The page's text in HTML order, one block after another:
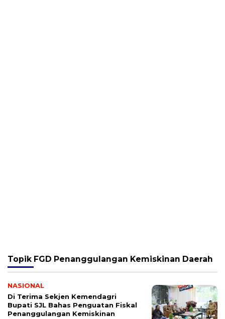
Topik FGD Penanggulangan Kemiskinan Daerah
NASIONAL
Di Terima Sekjen Kemendagri
Bupati SJL Bahas Penguatan Fiskal
Penanggulangan Kemiskinan